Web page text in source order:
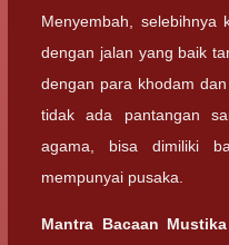
Menyembah, selebihnya
dengan jalan yang baik
dengan para khodam
tidak ada pantangan
agama, bisa dimiliki
mempunyai pusaka.
Mantra Bacaan